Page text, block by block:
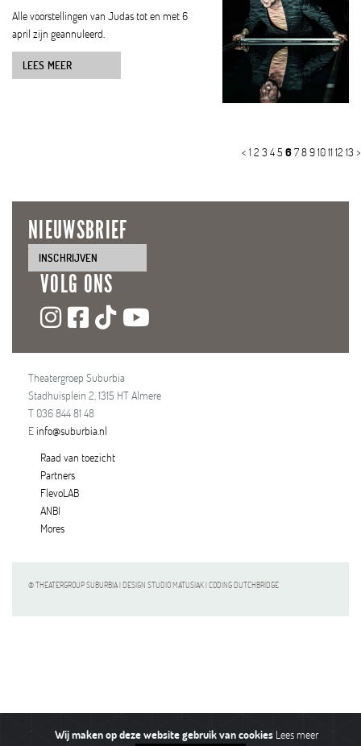
Alle voorstellingen van Judas tot en met 6
april zijn geannuleerd.
LEES MEER
< 1 2 3 45 67891011 12 13 >
NIEUWSBRIEF
INSCHRIJVEN
VOLG ONS
Theatergroep Suburbia
Stadhuisplein 2, 1315 HT Almere
T 036 844 81 48
Einfo@suburbia.nl
Raad van toezicht
Partners
FlevoLAB
ANBI
Mores
© THEATERGROUP SUBURBIA | DESIGN STUDIO MATUSIAK | CODING DUTCHBRIDGE
Wij maken op deze website gebruik van cookies Lees meer